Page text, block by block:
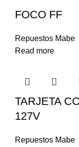
FOCO FF
Repuestos Mabe
Read more
TARJETA
127V
Repuestos Mabe